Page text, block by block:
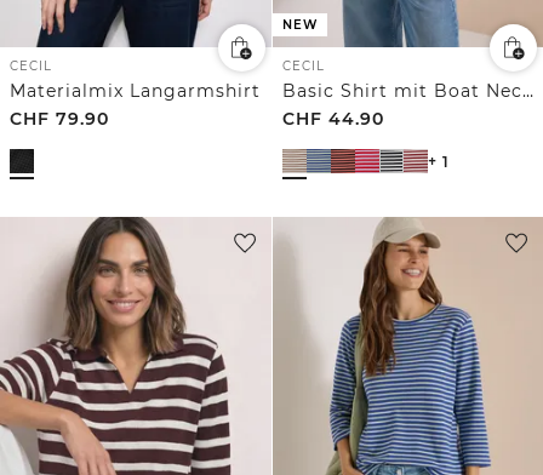
CECIL
Materialmix Langarmshirt
CHF 79.90
NEW
CECIL
Basic Shirt mit Boat Neck und Streifen
CHF 44.90
+ 1